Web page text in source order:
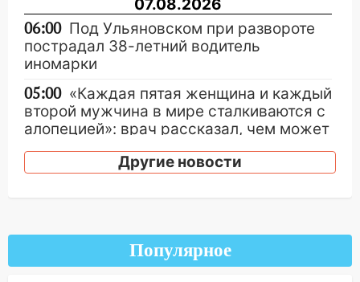
07.08.2026
06:00 Под Ульяновском при развороте
пострадал 38-летний водитель
иномарки
05:00 «Каждая пятая женщина и каждый
второй мужчина в мире сталкиваются с
алопецией»: врач рассказал, чем может
быть вызвано облысение и как с этим
06.08.2026
Другие новости
Популярное